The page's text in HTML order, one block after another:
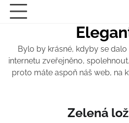
Skip
Bylo by krásné, kdyby se
internetu zveřejněno,
proto máte aspoň náš web, na
Zelená